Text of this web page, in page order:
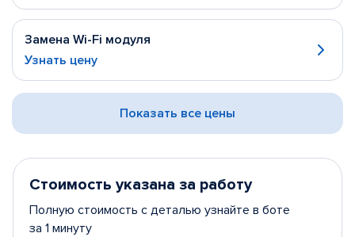
Замена Wi-Fi модуля
Узнать цену
Показать все цены
Стоимость указана за работу
Полную стоимость с деталью узнайте в боте
за 1 минуту